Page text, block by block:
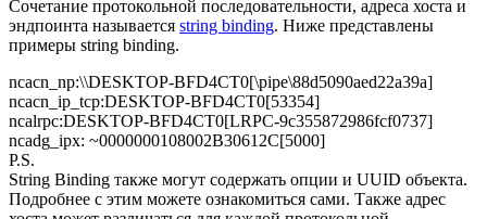
Сочетание протокольной последовательности, адреса хоста и
эндпоинта называется string binding. Ниже представлены
примеры string binding.
ncacn_np:\\DESKTOP-BFD4CT0[\pipe\88d5090aed22a39a]
ncacn_ip_tcp:DESKTOP-BFD4CT0[53354]
ncalrpc:DESKTOP-BFD4CT0[LRPC-9c355872986fcf0737]
ncadg_ipx: ~0000000108002B30612C[5000]
P.S.
String Binding также могут содержать опции и UUID объекта.
Подробнее с этим можете ознакомиться сами. Также адрес